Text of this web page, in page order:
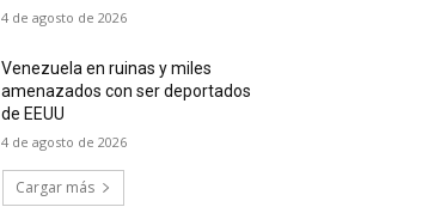
4 de agosto de 2026
Venezuela en ruinas y miles
amenazados con ser deportados
de EEUU
4 de agosto de 2026
Cargar más